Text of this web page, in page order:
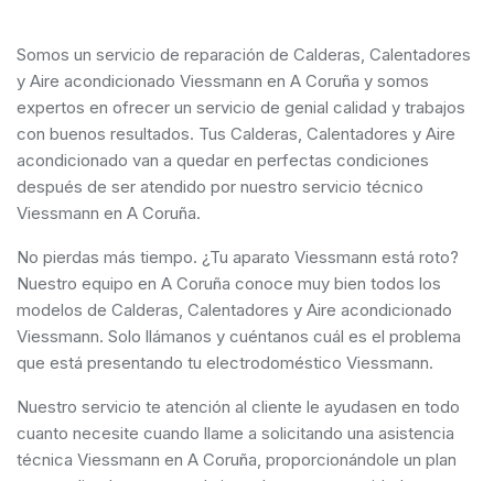
Somos un servicio de reparación de Calderas, Calentadores
y Aire acondicionado Viessmann en A Coruña y somos
expertos en ofrecer un servicio de genial calidad y trabajos
con buenos resultados. Tus Calderas, Calentadores y Aire
acondicionado van a quedar en perfectas condiciones
después de ser atendido por nuestro servicio técnico
Viessmann en A Coruña.
No pierdas más tiempo. ¿Tu aparato Viessmann está roto?
Nuestro equipo en A Coruña conoce muy bien todos los
modelos de Calderas, Calentadores y Aire acondicionado
Viessmann. Solo llámanos y cuéntanos cuál es el problema
que está presentando tu electrodoméstico Viessmann.
Nuestro servicio te atención al cliente le ayudasen en todo
cuanto necesite cuando llame a solicitando una asistencia
técnica Viessmann en A Coruña, proporcionándole un plan